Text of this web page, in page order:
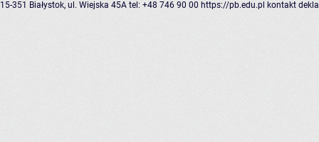
15-351 Białystok, ul. Wiejska 45A tel: +48 746 90 00 https://pb.edu.pl kontakt